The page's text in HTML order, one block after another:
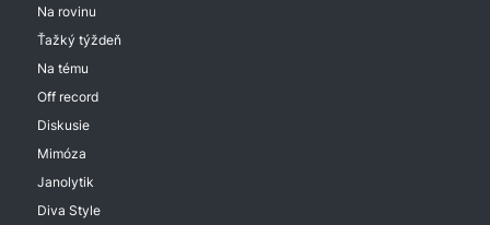
Na rovinu
Ťažký týždeň
Na tému
Off record
Diskusie
Mimóza
Janolytik
Diva Style